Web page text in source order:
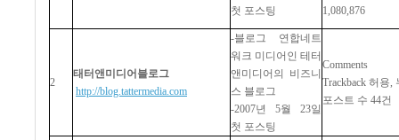
첫 포스팅
1,080,876
2
태터앤미디어블로그
http://blog.tattermedia.com
-블로그
연합네트
워크 미디어인 테터
앤미디어의
비즈니
스 블로그
-2007년 5월 23일
첫 포스팅
Trackback 허용
포스트 수 44건